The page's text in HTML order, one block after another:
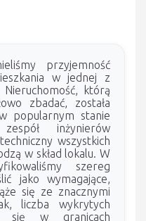
przyjemność
w jednej z
którą
zbadać, została
popularnym stanie
inżynierów
wszystkich
w skład lokalu. W
szereg
jako wymagające,
się ze znacznymi
liczba wykrytych
się w granicach